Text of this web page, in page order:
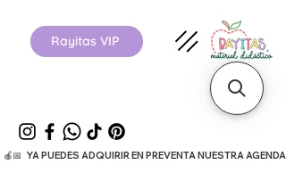
Rayitas VIP
🍎📅   YA PUEDES ADQUIRIR EN PREVENTA NUESTRA